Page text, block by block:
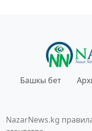
Башкы бет
NazarNews.kg